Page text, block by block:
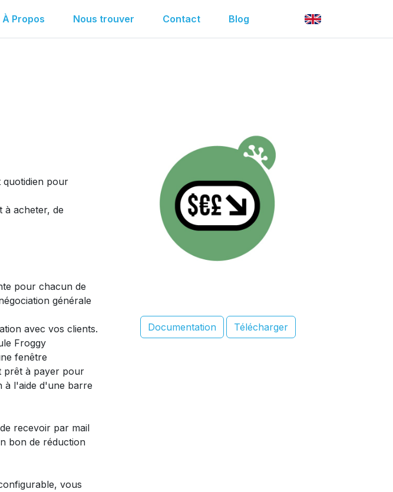
À Propos Nous trouver Contact Blog
Documentation Télécharger
quotidien pour
à acheter, de
pour chacun de
générale
avec vos clients.
Froggy
fenêtre
prêt à payer pour
à l'aide d'une barre
recevoir par mail
bon de réduction
vous